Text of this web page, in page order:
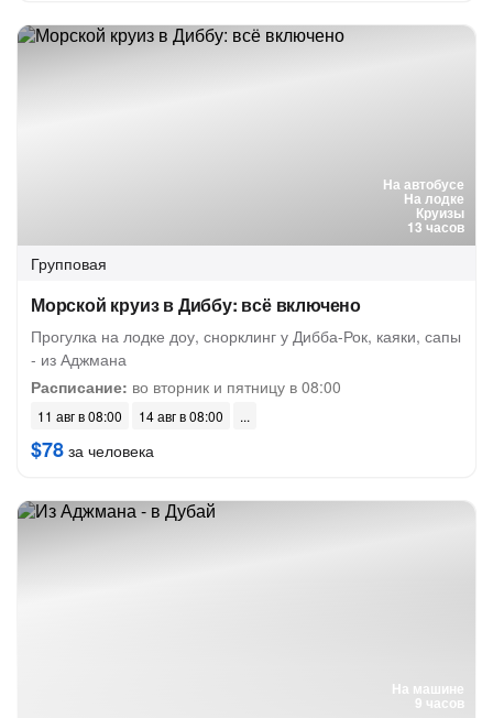
На автобусе
На лодке
Круизы
13 часов
Групповая
Морской круиз в Диббу: всё включено
Прогулка на лодке доу, снорклинг у Дибба-Рок, каяки, сапы
- из Аджмана
Расписание: во вторник и пятницу в 08:00
11 авг в 08:00 14 авг в 08:00
$78 за человека
На машине
9 часов